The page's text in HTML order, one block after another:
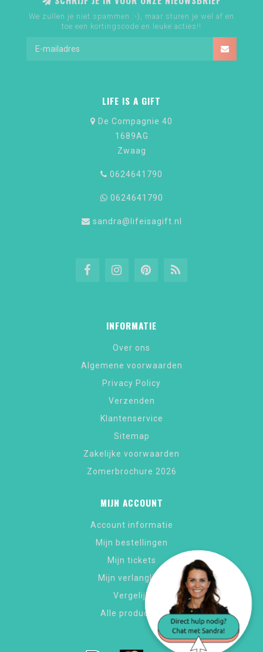
We zullen je niet spammen :-), maar sturen je wel af en
toe een kortingscode en leuke acties!!
LIFE IS A GIFT
De Compagnie 40
1689AG
Zwaag
0624641790
0624641790
sandra@lifeisagift.nl
INFORMATIE
Over ons
Algemene voorwaarden
Privacy Policy
Verzenden
Klantenservice
Sitemap
Zakelijke voorwaarden
Zomerbrochure 2026
MIJN ACCOUNT
Account informatie
Mijn bestellingen
Mijn tickets
Mijn verlanglijst
Vergelijk
Alle producten